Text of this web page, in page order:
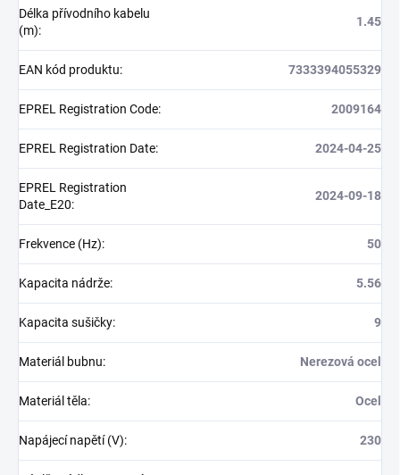
Délka přívodního kabelu
(m):
1.45
EAN kód produktu: 7333394055329
EPREL Registration Code: 2009164
EPREL Registration Date: 2024-04-25
EPREL Registration
Date_E20:
2024-09-18
Frekvence (Hz): 50
Kapacita nádrže: 5.56
Kapacita sušičky: 9
Materiál bubnu: Nerezová ocel
Materiál těla: Ocel
Napájecí napětí (V): 230